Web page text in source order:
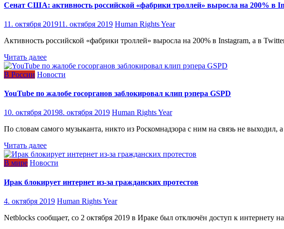
Сенат США: активность российской «фабрики троллей» выросла на 200% в
11. октября 201911. октября 2019 Human Rights Year
Активность российской «фабрики троллей» выросла на 200% в Instagram, а в
Читать далее
В России Новости
YouTube по жалобе госорганов заблокировал клип рэпера GSPD
10. октября 20198. октября 2019 Human Rights Year
По словам самого музыканта, никто из Роскомнадзора с ним на связь не
Читать далее
В мире Новости
Ирак блокирует интернет из-за гражданских протестов
4. октября 2019 Human Rights Year
Netblocks сообщает, со 2 октября 2019 в Ираке был отключён доступ к